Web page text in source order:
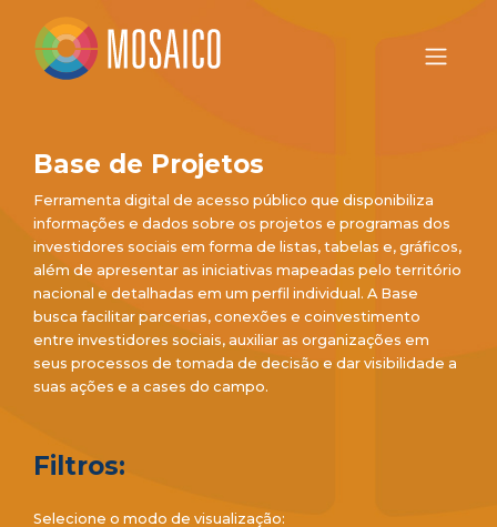
Base de Projetos
Ferramenta digital de acesso público que disponibiliza
informações e dados sobre os projetos e programas dos
investidores sociais em forma de listas, tabelas e, gráficos,
além de apresentar as iniciativas mapeadas pelo território
nacional e detalhadas em um perfil individual. A Base
busca facilitar parcerias, conexões e coinvestimento
entre investidores sociais, auxiliar as organizações em
seus processos de tomada de decisão e dar visibilidade a
suas ações e a cases do campo.
Filtros:
Selecione o modo de visualização: